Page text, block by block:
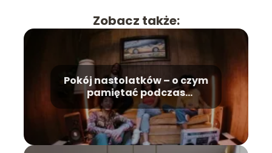
Zobacz także:
Pokój nastolatków – o czym
pamiętać podczas
urządzania?